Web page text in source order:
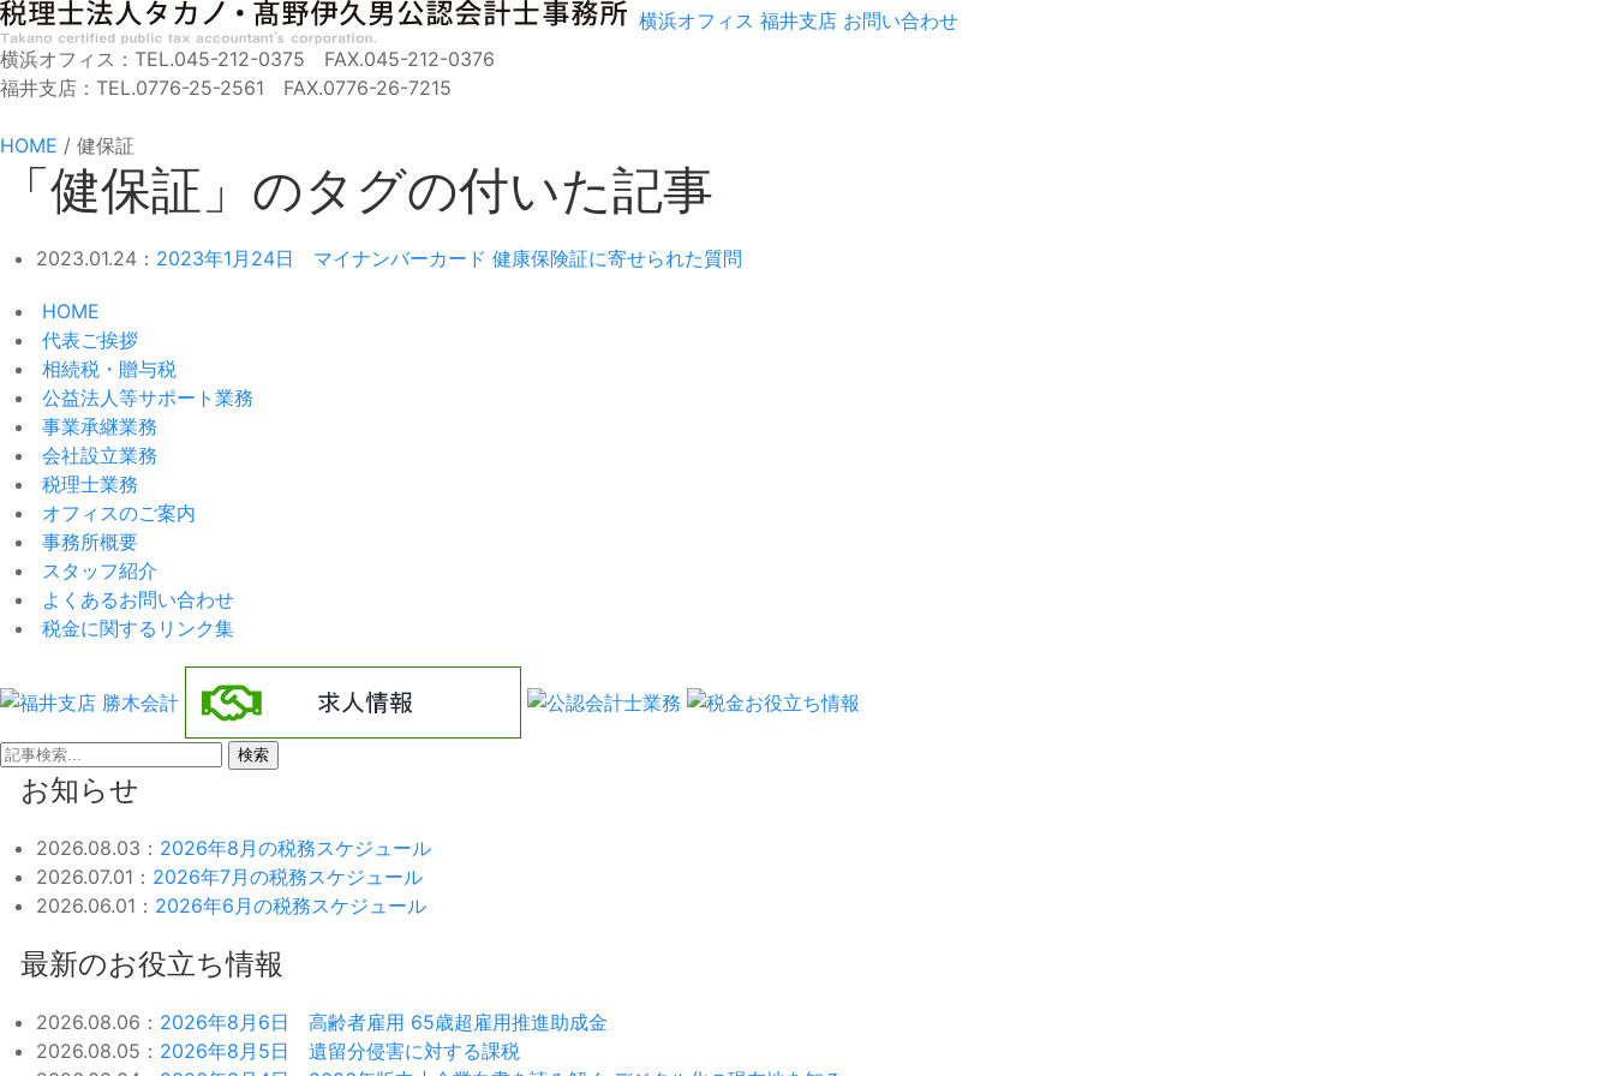
横浜オフィス 福井支店 お問い合わせ
横浜オフィス：TEL.045-212-0375 FAX.045-212-0376
福井支店：TEL.0776-25-2561 FAX.0776-26-7215
HOME / 健保証
「健保証」のタグの付いた記事
2023.01.24： 2023年1月24日 マイナンバーカード 健康保険証に寄せられた質問
HOME
代表ご挨拶
相続税・贈与税
公益法人等サポート業務
事業承継業務
会社設立業務
税理士業務
オフィスのご案内
事務所概要
スタッフ紹介
よくあるお問い合わせ
税金に関するリンク集
検索
お知らせ
2026.08.03： 2026年8月の税務スケジュール
2026.07.01： 2026年7月の税務スケジュール
2026.06.01： 2026年6月の税務スケジュール
最新のお役立ち情報
2026.08.06： 2026年8月6日 高齢者雇用 65歳超雇用推進助成金
2026.08.05： 2026年8月5日 遺留分侵害に対する課税